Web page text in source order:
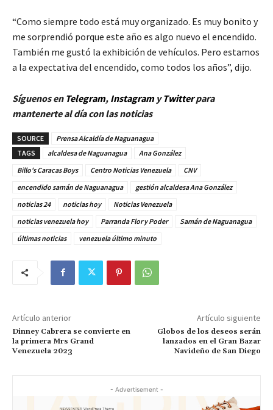
“Como siempre todo está muy organizado. Es muy bonito y
me sorprendió porque este año es algo nuevo el encendido.
También me gustó la exhibición de vehículos. Pero estamos
a la expectativa del encendido, como todos los años”, dijo.
Síguenos en Telegram, InstagramyTwitterpara
mantenerte al día con las noticias
SOURCE
Prensa Alcaldía de Naguanagua
TAGS
alcaldesa de Naguanagua
Ana González
Billo's Caracas Boys
Centro Noticias Venezuela
CNV
encendido samán de Naguanagua
gestión alcaldesa Ana González
noticias 24
noticias hoy
Noticias Venezuela
noticias venezuela hoy
Parranda Flor y Poder
Samán de Naguanagua
últimas noticias
venezuela último minuto
Artículo anterior
Dinney Cabrera se convierte en
la primera Mrs Grand
Venezuela 2023
Artículo siguiente
Globos de los deseos serán
lanzados en el Gran Bazar
Navideño de San Diego
- Advertisement -